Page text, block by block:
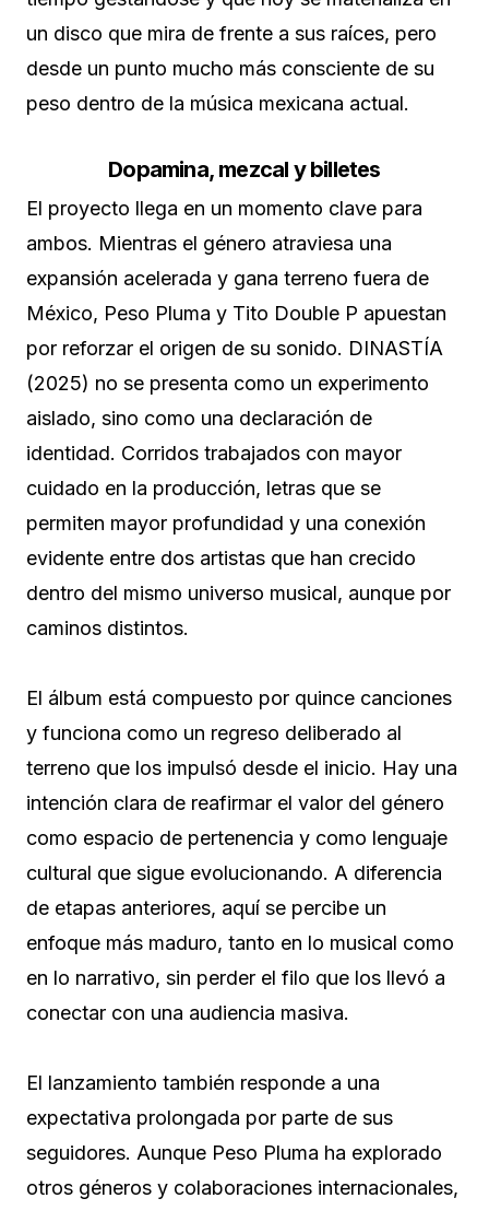
un disco que mira de frente a sus raíces, pero
desde un punto mucho más consciente de su
peso dentro de la música mexicana actual.
Dopamina, mezcal y billetes
El proyecto llega en un momento clave para
ambos. Mientras el género atraviesa una
expansión acelerada y gana terreno fuera de
México, Peso Pluma y Tito Double P apuestan
por reforzar el origen de su sonido. DINASTÍA
(2025) no se presenta como un experimento
aislado, sino como una declaración de
identidad. Corridos trabajados con mayor
cuidado en la producción, letras que se
permiten mayor profundidad y una conexión
evidente entre dos artistas que han crecido
dentro del mismo universo musical, aunque por
caminos distintos.
El álbum está compuesto por quince canciones
y funciona como un regreso deliberado al
terreno que los impulsó desde el inicio. Hay una
intención clara de reafirmar el valor del género
como espacio de pertenencia y como lenguaje
cultural que sigue evolucionando. A diferencia
de etapas anteriores, aquí se percibe un
enfoque más maduro, tanto en lo musical como
en lo narrativo, sin perder el filo que los llevó a
conectar con una audiencia masiva.
El lanzamiento también responde a una
expectativa prolongada por parte de sus
seguidores. Aunque Peso Pluma ha explorado
otros géneros y colaboraciones internacionales,